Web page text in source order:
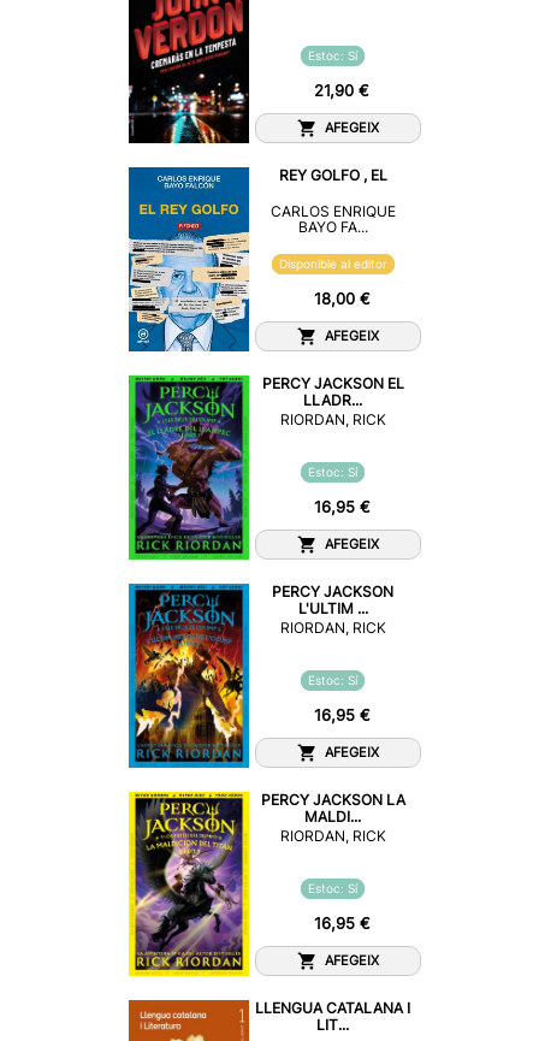
Estoc: Sí
21,90 €
AFEGEIX
REY GOLFO , EL
CARLOS ENRIQUE
BAYO FA...
Disponible al editor
18,00 €
AFEGEIX
PERCY JACKSON EL
LLADR...
RIORDAN, RICK
Estoc: Sí
16,95 €
AFEGEIX
PERCY JACKSON
L'ULTIM ...
RIORDAN, RICK
Estoc: Sí
16,95 €
AFEGEIX
PERCY JACKSON LA
MALDI...
RIORDAN, RICK
Estoc: Sí
16,95 €
AFEGEIX
LLENGUA CATALANA I
LIT...